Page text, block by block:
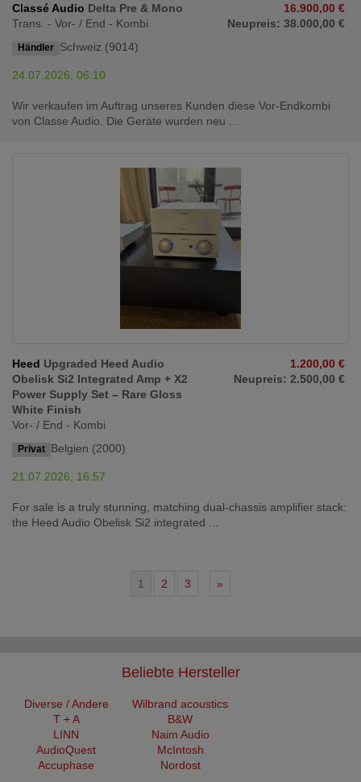
Classé Audio Delta Pre & Mono
Trans. - Vor- / End - Kombi
Händler Schweiz (9014)
16.900,00 €
Neupreis: 38.000,00 €
24.07.2026, 06:10
Wir verkaufen im Auftrag unseres Kunden diese Vor-Endkombi
von Classe Audio. Die Geräte wurden neu ...
Heed Upgraded Heed Audio
Obelisk Si2 Integrated Amp + X2
Power Supply Set – Rare Gloss
White Finish
Vor- / End - Kombi
Privat Belgien (2000)
1.200,00 €
Neupreis: 2.500,00 €
21.07.2026, 16:57
For sale is a truly stunning, matching dual-chassis amplifier stack:
the Heed Audio Obelisk Si2 integrated ...
1 2 3 »
Beliebte Hersteller
Diverse / Andere
Wilbrand acoustics
T + A
B&W
LINN
Naim Audio
AudioQuest
McIntosh
Accuphase
Nordost